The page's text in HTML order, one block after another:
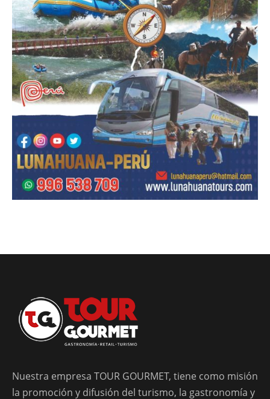
Nuestra empresa TOUR GOURMET, tiene como misión
la promoción y difusión del turismo, la gastronomía y